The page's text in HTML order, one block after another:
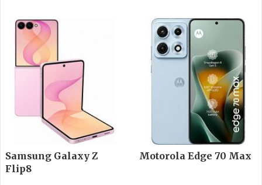
Samsung Galaxy Z
Flip8
Motorola Edge 70 Max